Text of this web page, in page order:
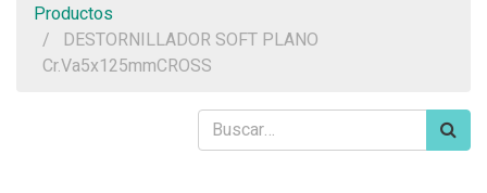
Productos
DESTORNILLADOR SOFT PLANO
Cr.Va5x125mmCROSS